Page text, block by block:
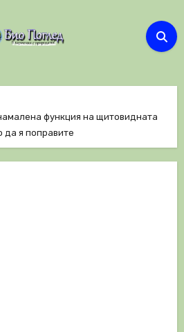
функция на щитовидната
да я поправите